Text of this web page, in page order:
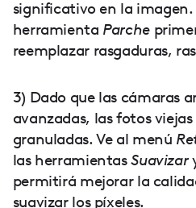
significativo en la
herramienta Parche
reemplazar rasgaduras,
3) Dado que las cámaras
avanzadas, las fotos
granuladas. Ve al menú
las herramientasSuavizar
permitirá mejorar la
suavizar los píxeles.